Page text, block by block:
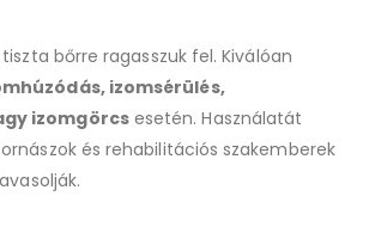
bőrre ragasszuk fel. Kiválóan
izomsérülés,
izomgörcsesetén. Használatát
és rehabilitációs szakemberek